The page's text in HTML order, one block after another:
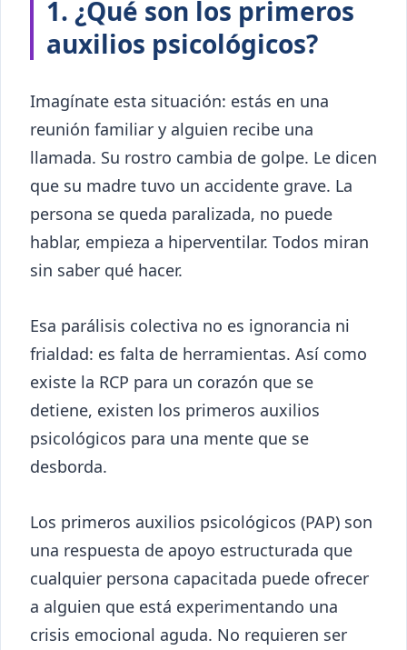
1. ¿Qué son los primeros
auxilios psicológicos?
Imagínate esta situación: estás en una
reunión familiar y alguien recibe una
llamada. Su rostro cambia de golpe. Le dicen
que su madre tuvo un accidente grave. La
persona se queda paralizada, no puede
hablar, empieza a hiperventilar. Todos miran
sin saber qué hacer.
Esa parálisis colectiva no es ignorancia ni
frialdad: es falta de herramientas. Así como
existe la RCP para un corazón que se
detiene, existen los primeros auxilios
psicológicos para una mente que se
desborda.
Los primeros auxilios psicológicos (PAP) son
una respuesta de apoyo estructurada que
cualquier persona capacitada puede ofrecer
a alguien que está experimentando una
crisis emocional aguda. No requieren ser